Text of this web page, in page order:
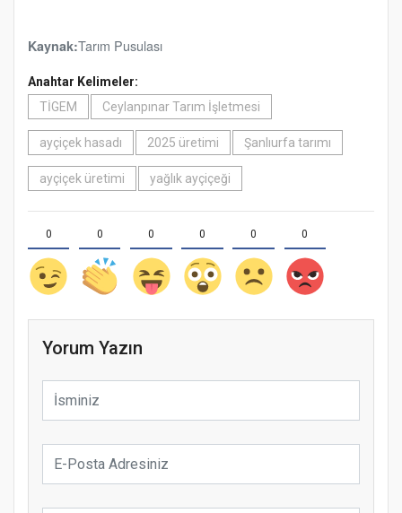
Kaynak:Tarım Pusulası
Anahtar Kelimeler:
TİGEM
Ceylanpınar Tarım İşletmesi
ayçiçek hasadı 2025 üretimi Şanlıurfa tarımı
ayçiçek üretimi yağlık ayçiçeği
0 0 0 0 0 0
Yorum Yazın